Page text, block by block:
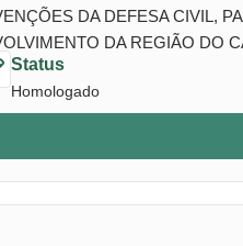
DA DEFESA CIVIL,
DA REGIÃO DO
Status
Homologado